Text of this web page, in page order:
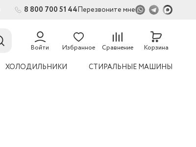
8 800 700 51 44Перезвоните мне
Войти Избранное Сравнение
54
Корзина
ХОЛОДИЛЬНИКИ СТИРАЛЬНЫЕ МАШИНЫ